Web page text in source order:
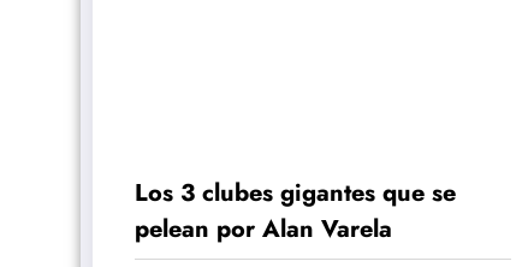
Los 3 clubes gigantes que se
pelean por Alan Varela